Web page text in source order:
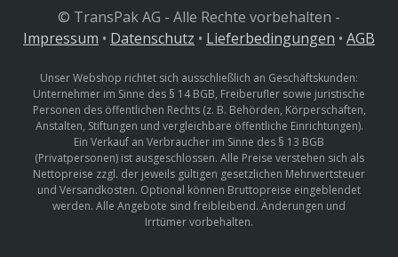
© TransPak AG - Alle Rechte vorbehalten -
Impressum • Datenschutz • Lieferbedingungen • AGB
Unser Webshop richtet sich ausschließlich an Geschäftskunden:
Unternehmer im Sinne des § 14 BGB, Freiberufler sowie juristische
Personen des öffentlichen Rechts (z. B. Behörden, Körperschaften,
Anstalten, Stiftungen und vergleichbare öffentliche Einrichtungen).
Ein Verkauf an Verbraucher im Sinne des § 13 BGB
(Privatpersonen) ist ausgeschlossen. Alle Preise verstehen sich als
Nettopreise zzgl. der jeweils gültigen gesetzlichen Mehrwertsteuer
und Versandkosten. Optional können Bruttopreise eingeblendet
werden. Alle Angebote sind freibleibend. Änderungen und
Irrtümer vorbehalten.